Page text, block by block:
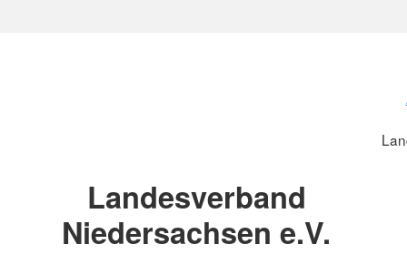
Landesverband
Niedersachsen e.V.